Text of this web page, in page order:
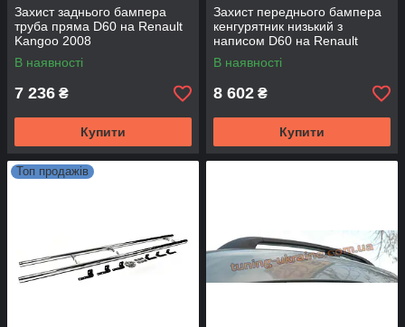
Захист заднього бампера
труба пряма D60 на Renault
Kangoo 2008
В наявності
7 236 ₴
Купити
Захист переднього бампера
кенгурятник низький з
написом D60 на Renault
Kangoo 2008
В наявності
8 602 ₴
Купити
Топ продажів